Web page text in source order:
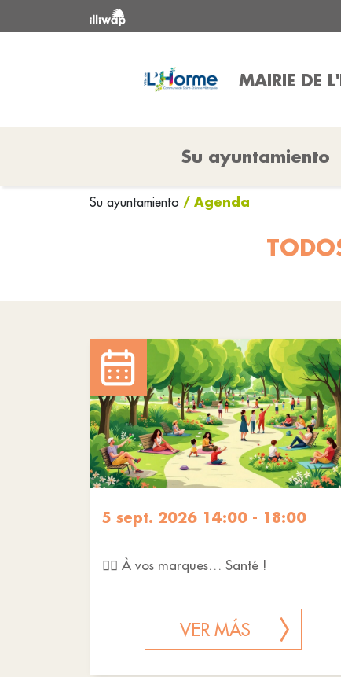
MAIRIE DE
Su ayuntamiento
Su ayuntamiento / Agenda
5 sept. 2026 14:00 - 18:00
🧑‍⚕️ À vos marques… Santé !
VER MÁS